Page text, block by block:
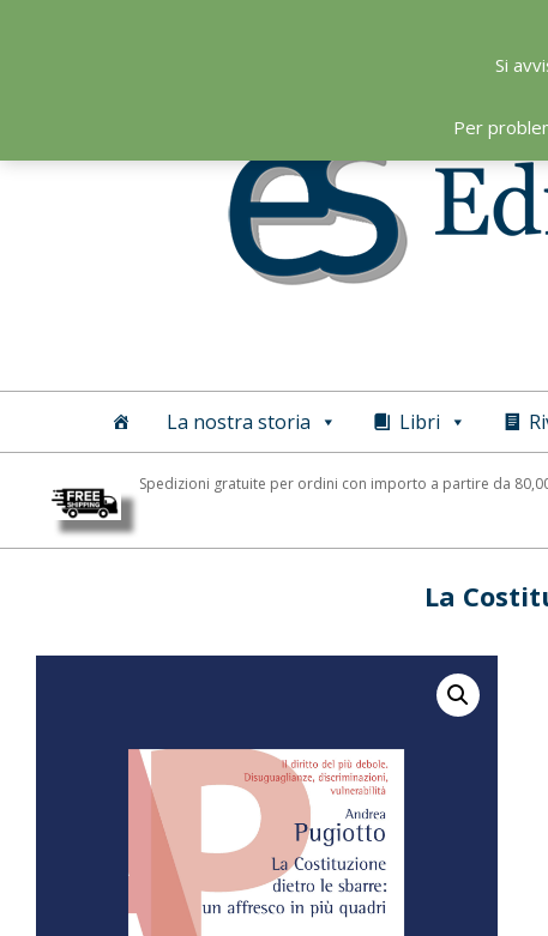
Si
Per
Editoriale
Scientifica
La nostra storia Libri
Spedizioni gratuite per ordini con importo a partire da
La